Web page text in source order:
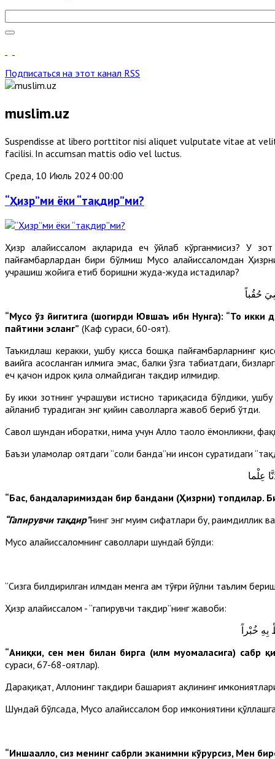
Подписаться на этот канал RSS
muslim.uz
Suspendisse at libero porttitor nisi aliquet vulputate vitae at
facilisi. In accumsan mattis odio vel luctus.
Среда, 10 Июль 2024 00:00
“Ҳизр”ми ёки “тақдир”ми?
Ҳизр алайҳиссалом ҳақларида ҳеч ўйлаб кўрганмисиз? У
пайғамбарлардан бири бўлмиш Мусо алайҳиссаломдан
учрашиш жойига етиб боришни жуда-жуда истадилар?
حُقُباً
“Мусо ўз йигитига (шогирди Ювшаъ ибн Нунга): “То икки
пайтини эсланг” (Каҳф сураси, 60-оят).
Таъкидлаш керакки, ушбу қисса бошқа пайғамбарларнинг
ваҳийга асосланган илмига эмас, балки ўзга табиатдаги,
ҳеч қачон идрок қила олмайдиган тақдир илмидир.
Бу икки зотнинг учрашуви истисно тариқасида бўлдики,
айланиб турадиган энг қийин саволларга жавоб бериб ўтди.
Савол шундан иборатки, нима учун Аллоҳ таоло ёмонликни,
Баъзи уламолар оятдаги “солиҳ банда”ни инсон суратидаги
عِلْما
“Бас, бандаларимиздан бир бандани (Ҳизрни) топдилар.
“Гапирувчи тақдир”нинг энг муҳим сифатлари бу, раҳимдиллик
Мусо алайҳиссаломнинг саволлари шундай бўлди:
“Сизга билдирилган илмдан менга ҳам тўғри йўлни таълим
Ҳизр алайҳиссалом - “гапирувчи тақдир”нинг жавоби:
خُبْراً
“Аниқки, сен мен билан бирга (илм муомаласига) сабр
сураси, 67-68-оятлар).
Дарҳақиқат, Аллоҳнинг тақдири башарият ақлининг
Шундай бўлсада, Мусо алайҳиссалом бор имкониятини
“Иншааллоҳ, сиз менинг сабрли эканимни кўрурсиз, Мен